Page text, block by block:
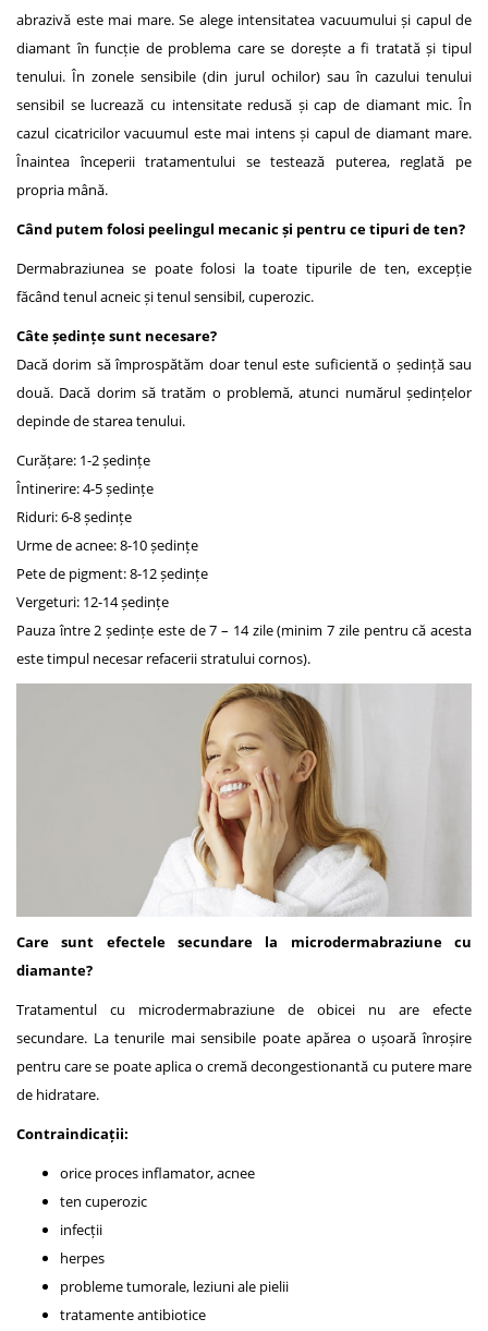
abrazivă este mai mare. Se alege intensitatea vacuumului și capul de
diamant în funcție de problema care se dorește a fi tratată și tipul
tenului. În zonele sensibile (din jurul ochilor) sau în cazului tenului
sensibil se lucrează cu intensitate redusă și cap de diamant mic. În
cazul cicatricilor vacuumul este mai intens și capul de diamant mare.
Înaintea începerii tratamentului se testează puterea, reglată pe
propria mână.
Când putem folosi peelingul mecanic și pentru ce tipuri de ten?
Dermabraziunea se poate folosi la toate tipurile de ten, excepție
făcând tenul acneic și tenul sensibil, cuperozic.
Câte ședințe sunt necesare?
Dacă dorim să împrospătăm doar tenul este suficientă o ședință sau
două. Dacă dorim să tratăm o problemă, atunci numărul ședințelor
depinde de starea tenului.
Curățare: 1-2 ședințe
Întinerire: 4-5 ședințe
Riduri: 6-8 ședințe
Urme de acnee: 8-10 ședințe
Pete de pigment: 8-12 ședințe
Vergeturi: 12-14 ședințe
Pauza între 2 ședințe este de 7 – 14 zile (minim 7 zile pentru că acesta
este timpul necesar refacerii stratului cornos).
Care sunt efectele secundare la microdermabraziune cu
diamante?
Tratamentul cu microdermabraziune de obicei nu are efecte
secundare. La tenurile mai sensibile poate apărea o ușoară înroșire
pentru care se poate aplica o cremă decongestionantă cu putere mare
de hidratare.
Contraindicații:
orice proces inflamator, acnee
ten cuperozic
infecții
herpes
probleme tumorale, leziuni ale pielii
tratamente antibiotice